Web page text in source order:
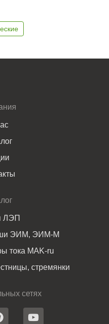
ЛЭП
ЭИМ, ЭИМ-М
тока MAK-ru
стремянки
сетях